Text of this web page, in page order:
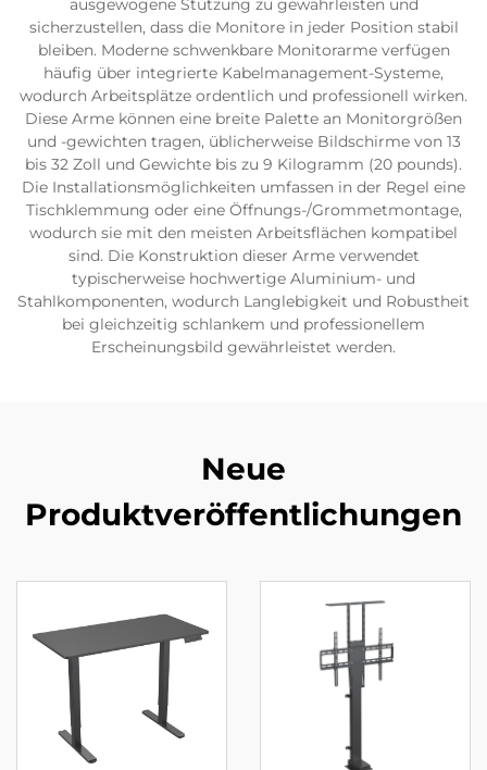
ausgewogene Stützung zu gewährleisten und
sicherzustellen, dass die Monitore in jeder Position stabil
bleiben. Moderne schwenkbare Monitorarme verfügen
häufig über integrierte Kabelmanagement-Systeme,
wodurch Arbeitsplätze ordentlich und professionell wirken.
Diese Arme können eine breite Palette an Monitorgrößen
und -gewichten tragen, üblicherweise Bildschirme von 13
bis 32 Zoll und Gewichte bis zu 9 Kilogramm (20 pounds).
Die Installationsmöglichkeiten umfassen in der Regel eine
Tischklemmung oder eine Öffnungs-/Grommetmontage,
wodurch sie mit den meisten Arbeitsflächen kompatibel
sind. Die Konstruktion dieser Arme verwendet
typischerweise hochwertige Aluminium- und
Stahlkomponenten, wodurch Langlebigkeit und Robustheit
bei gleichzeitig schlankem und professionellem
Erscheinungsbild gewährleistet werden.
Neue
Produktveröffentlichungen